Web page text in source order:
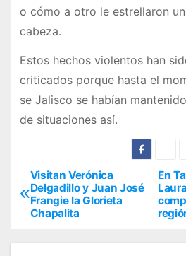
o cómo a otro le estrellaron
cabeza.
Estos hechos violentos han
criticados porque hasta el
se Jalisco se habían
de situaciones así.
N
a
En
Visitan Verónica
Delgadillo y Juan José
Frangie la Glorieta
Chapalita